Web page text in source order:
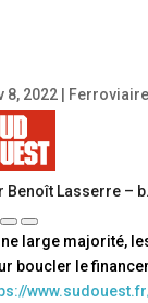
8, 2022 Ferroviaire
Benoît Lasserre –
large majorité,
boucler le